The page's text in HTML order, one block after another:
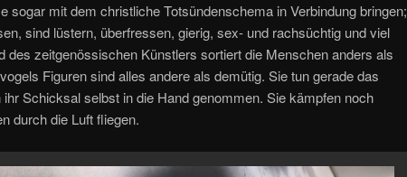
sogar mit dem christliche Totsündenschema in Verbindung bringen;
sind lüstern, überfressen, gierig, sex- und rachsüchtig und viel
des zeitgenössischen Künstlers sortiert die Menschen anders als
Figuren sind alles andere als demütig. Sie tun gerade das
ihr Schicksal selbst in die Hand genommen. Sie kämpfen noch
durch die Luft fliegen.